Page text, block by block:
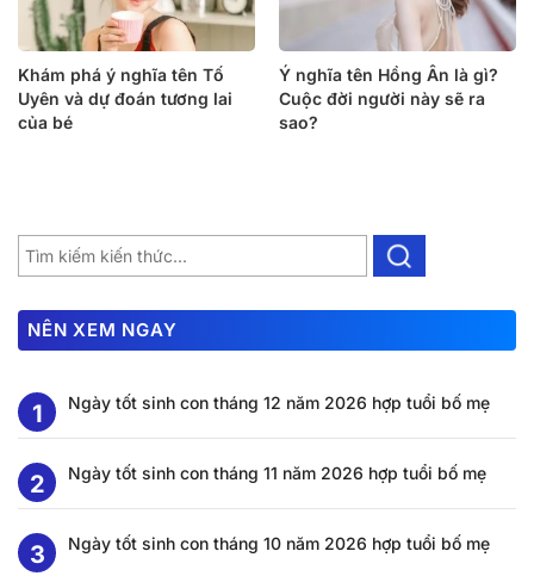
Khám phá ý nghĩa tên Tố
Uyên và dự đoán tương lai
của bé
Ý nghĩa tên Hồng Ân là gì?
Cuộc đời người này sẽ ra
sao?
NÊN XEM NGAY
Ngày tốt sinh con tháng 12 năm 2026 hợp tuổi bố mẹ
Ngày tốt sinh con tháng 11 năm 2026 hợp tuổi bố mẹ
Ngày tốt sinh con tháng 10 năm 2026 hợp tuổi bố mẹ